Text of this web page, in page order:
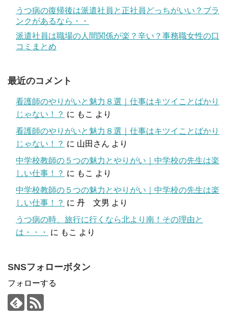
うつ病の復帰後は派遣社員と正社員どっちがいい？ブラ
ンクがあるなら・・
派遣社員は職場の人間関係が楽？辛い？事務職女性の口
コミまとめ
最近のコメント
看護師のやりがいと魅力８選｜仕事はキツイことばかり
じゃない！？ に もこ より
看護師のやりがいと魅力８選｜仕事はキツイことばかり
じゃない！？ に 山田さん より
中学校教師の５つの魅力とやりがい｜中学校の先生は楽
しい仕事！？ に もこ より
中学校教師の５つの魅力とやりがい｜中学校の先生は楽
しい仕事！？ に 丹 文男 より
うつ病の時、旅行に行くなら北より南！その理由と
は・・・
に もこ より
SNSフォローボタン
フォローする